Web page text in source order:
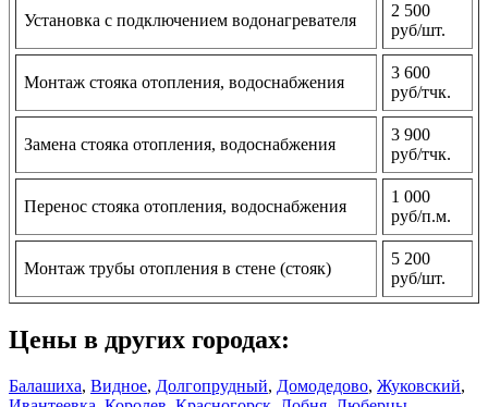
Установка с подключением водонагревателя
2 500
руб/шт.
Монтаж стояка отопления, водоснабжения
3 600
руб/тчк.
Замена стояка отопления, водоснабжения
3 900
руб/тчк.
Перенос стояка отопления, водоснабжения
1 000
руб/п.м.
Монтаж трубы отопления в стене (стояк)
5 200
руб/шт.
Цены в других городах:
Балашиха, Видное, Долгопрудный, Домодедово, Жуковский,